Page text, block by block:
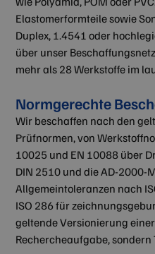
Elastomerformteile sowie
Duplex, 1.4541 oder
über unser
mehr als 28 Werkstoffe im
Normgerechte
Wir beschaffen nach den
Prüfnormen, von
10025 und EN 10088 über
DIN 2510 und die AD-2000-
Allgemeintoleranzen nach
ISO 286 für
geltende Versionierung
Rechercheaufgabe, sondern